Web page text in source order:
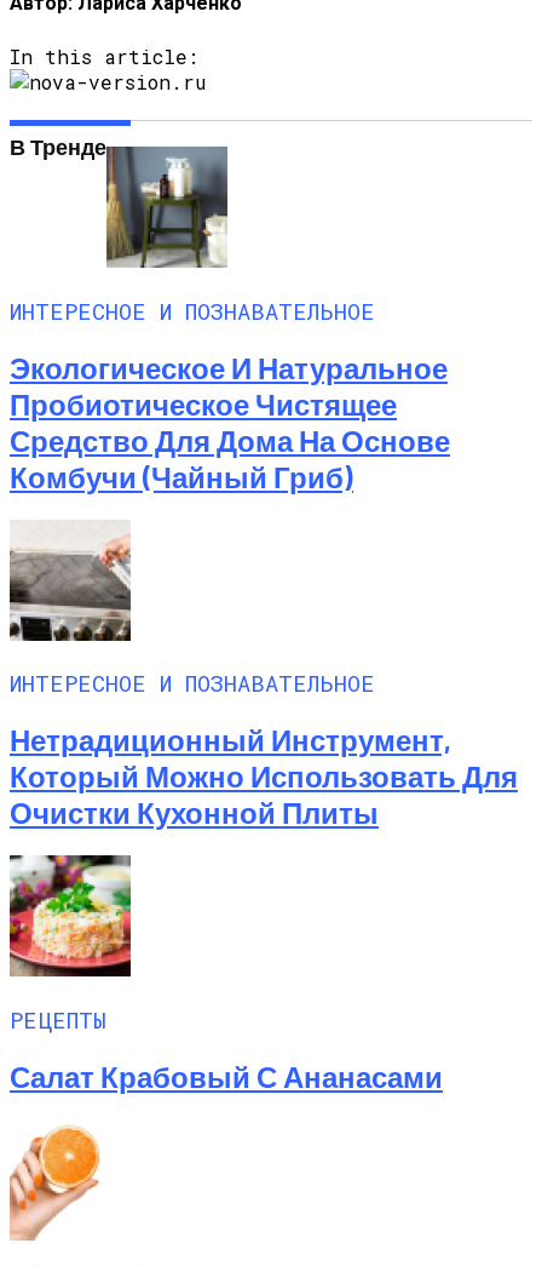
In this article:
В Тренде
ИНТЕРЕСНОЕ И ПОЗНАВАТЕЛЬНОЕ
Экологическое И Натуральное
Пробиотическое Чистящее
Средство Для Дома На Основе
Комбучи (чайный Гриб)
ИНТЕРЕСНОЕ И ПОЗНАВАТЕЛЬНОЕ
Нетрадиционный Инструмент,
Который Можно Использовать Для
Очистки Кухонной Плиты
РЕЦЕПТЫ
Салат Крабовый С Ананасами